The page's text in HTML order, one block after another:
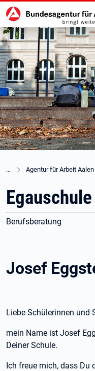
zu den Hauptinhalten
Agentur für Arbeit Aalen
Berufsberatung
Josef
Liebe Schülerinnen und
mein Name ist Josef
Deiner Schule.
Ich freue mich, dass Du